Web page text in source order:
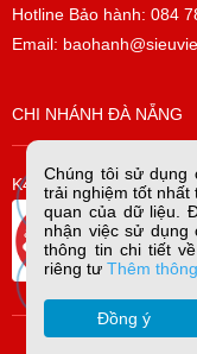
Hotline Bảo hành: 084
Email:
CHI NHÁNH ĐÀ NẴNG
K42/H2/14 Tiểu La, P.
Chúng tôi sử dụng
trải nghiệm tốt nhất
quan của dữ liệu.
nhận việc sử dụng
thông tin chi tiết
riêng tưThêm
Đồng ý